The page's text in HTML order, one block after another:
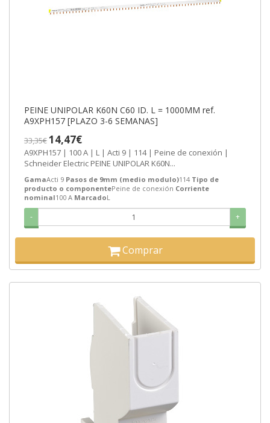
PEINE UNIPOLAR K60N C60 ID. L = 1000MM ref.
A9XPH157 [PLAZO 3-6 SEMANAS]
33,35€14,47€
A9XPH157 | 100 A | L | Acti 9 | 114 | Peine de conexión |
Schneider Electric PEINE UNIPOLAR K60N...
GamaActi 9 Pasos de 9mm (medio modulo)114 Tipo de
producto o componentePeine de conexión Corriente
nominal100 A MarcadoL
- +
Comprar